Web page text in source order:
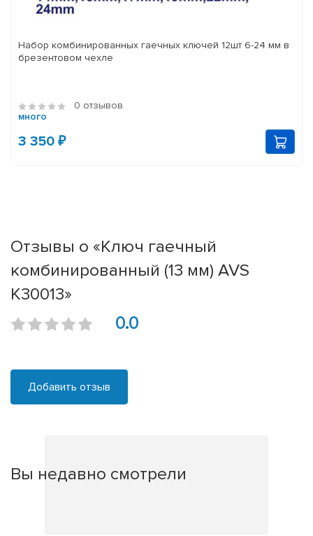
Набор комбинированных гаечных ключей 12шт 6-24 мм в
брезентовом чехле
0 отзывов
много
3 350 ₽
Отзывы о «Ключ гаечный
комбинированный (13 мм) AVS
K30013»
0.0
Добавить отзыв
Вы недавно смотрели